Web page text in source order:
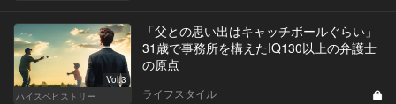
Vol.3
ハイスペヒストリー
「父との思い出はキャッチボールぐらい」
31歳で事務所を構えたIQ130以上の弁護士
の原点
ライフスタイル